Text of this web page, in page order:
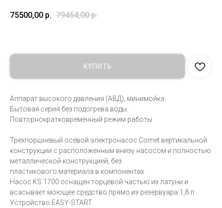
75500,00 р. 79454,00 р.
КУПИТЬ
Аппарат высокого давления (АВД), минимойка.
Бытовая серия без подогрева воды.
Повторнократковременный режим работы
Трехпоршневый осевой электронасос Comet вертикальной
конструкции с расположенным внизу насосом и полностью
металлической конструкцией, без
пластикового материала в компонентах.
Насос KS 1700 оснащен торцевой частью из латуни и
всасывает моющее средство прямо из резервуара 1,8 л
Устройство EASY-START